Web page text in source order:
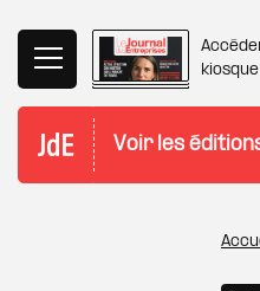
kiosque
Voir les